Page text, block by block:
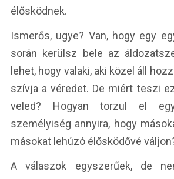
élősködnek.
Ismerős, ugye? Van, hogy egy
során kerülsz bele az
lehet, hogy valaki, aki közel áll
szívja a véredet. De miért teszi
veled? Hogyan torzul el
személyiség annyira, hogy
másokat lehúzó élősködővé
A válaszok egyszerűek, de